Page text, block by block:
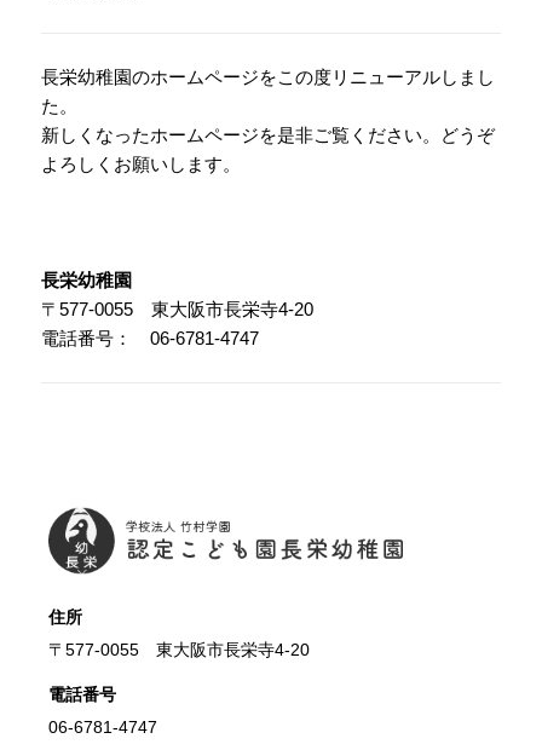
長栄幼稚園のホームページをこの度リニューアルしまし
た。
新しくなったホームページを是非ご覧ください。どうぞ
よろしくお願いします。
長栄幼稚園
〒577-0055 東大阪市長栄寺4-20
電話番号： 06-6781-4747
住所
〒577-0055 東大阪市長栄寺4-20
電話番号
06-6781-4747